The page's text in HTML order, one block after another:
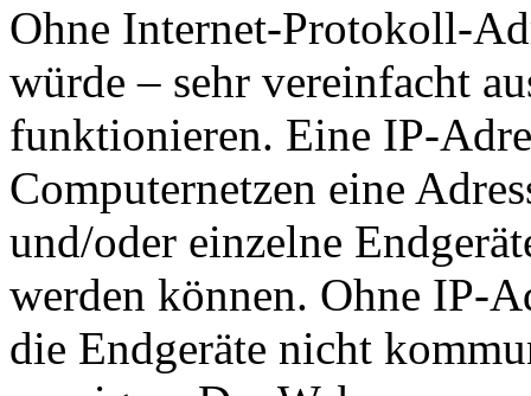
Ohne Internet-Protokoll-
würde – sehr vereinfacht
funktionieren. Eine IP-
Computernetzen eine
und/oder einzelne
werden können. Ohne IP-
die Endgeräte nicht